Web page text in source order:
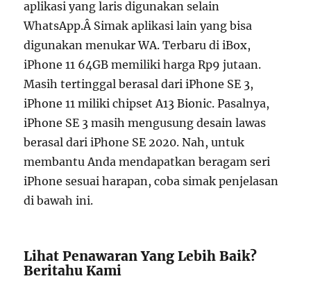
aplikasi yang laris digunakan selain
WhatsApp.Â Simak aplikasi lain yang bisa
digunakan menukar WA. Terbaru di iBox,
iPhone 11 64GB memiliki harga Rp9 jutaan.
Masih tertinggal berasal dari iPhone SE 3,
iPhone 11 miliki chipset A13 Bionic. Pasalnya,
iPhone SE 3 masih mengusung desain lawas
berasal dari iPhone SE 2020. Nah, untuk
membantu Anda mendapatkan beragam seri
iPhone sesuai harapan, coba simak penjelasan
di bawah ini.
Lihat Penawaran Yang Lebih Baik?
Beritahu Kami